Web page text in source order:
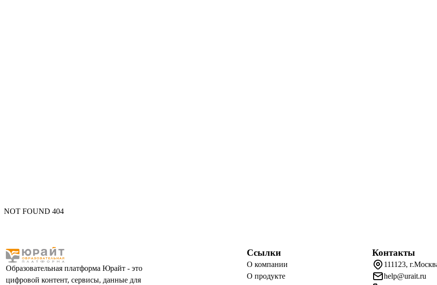
NOT FOUND 404
Образовательная платформа Юрайт - это
цифровой контент, сервисы, данные для
Ссылки
О компании
О продукте
Контакты
111123,
help@urait.ru